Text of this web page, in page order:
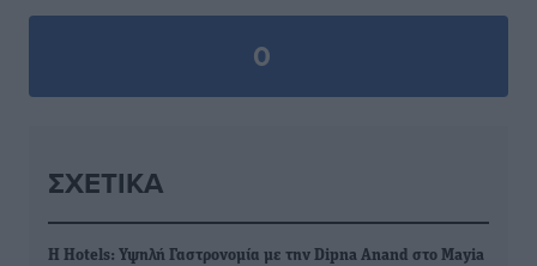
0
ΣΧΕΤΙΚΆ
H Hotels: Υψηλή Γαστρονομία με την Dipna Anand στο Mayia